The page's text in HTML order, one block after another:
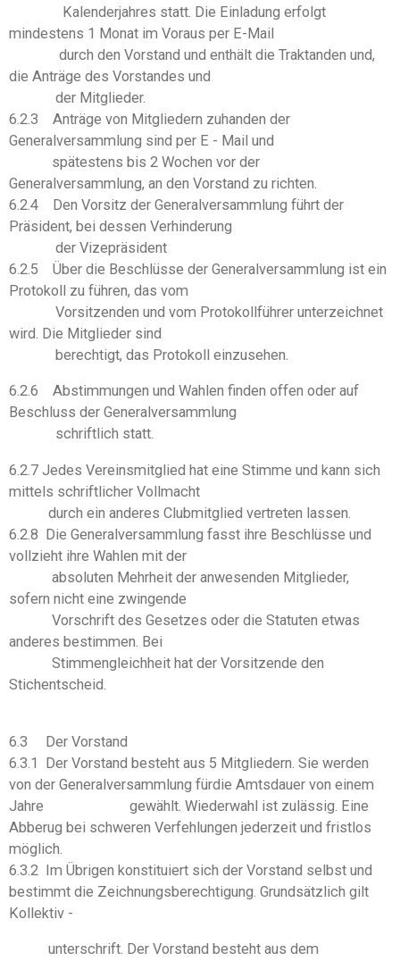
Kalenderjahres statt. Die Einladung erfolgt
mindestens 1 Monat im Voraus per E-Mail
durch den Vorstand und enthält die Traktanden und,
die Anträge des Vorstandes und
der Mitglieder.
6.2.3 Anträge von Mitgliedern zuhanden der
Generalversammlung sind per E - Mail und
spätestens bis 2 Wochen vor der
Generalversammlung, an den Vorstand zu richten.
6.2.4 Den Vorsitz der Generalversammlung führt der
Präsident, bei dessen Verhinderung
der Vizepräsident
6.2.5 Über die Beschlüsse der Generalversammlung ist ein
Protokoll zu führen, das vom
Vorsitzenden und vom Protokollführer unterzeichnet
wird. Die Mitglieder sind
berechtigt, das Protokoll einzusehen.
6.2.6 Abstimmungen und Wahlen finden offen oder auf
Beschluss der Generalversammlung
schriftlich statt.
6.2.7 Jedes Vereinsmitglied hat eine Stimme und kann sich
mittels schriftlicher Vollmacht
durch ein anderes Clubmitglied vertreten lassen.
6.2.8 Die Generalversammlung fasst ihre Beschlüsse und
vollzieht ihre Wahlen mit der
absoluten Mehrheit der anwesenden Mitglieder,
sofern nicht eine zwingende
Vorschrift des Gesetzes oder die Statuten etwas
anderes bestimmen. Bei
Stimmengleichheit hat der Vorsitzende den
Stichentscheid.
6.3 Der Vorstand
6.3.1 Der Vorstand besteht aus 5 Mitgliedern. Sie werden
von der Generalversammlung fürdie Amtsdauer von einem
Jahre gewählt. Wiederwahl ist zulässig. Eine
Abberug bei schweren Verfehlungen jederzeit und fristlos
möglich.
6.3.2 Im Übrigen konstituiert sich der Vorstand selbst und
bestimmt die Zeichnungsberechtigung. Grundsätzlich gilt
Kollektiv -
unterschrift. Der Vorstand besteht aus dem